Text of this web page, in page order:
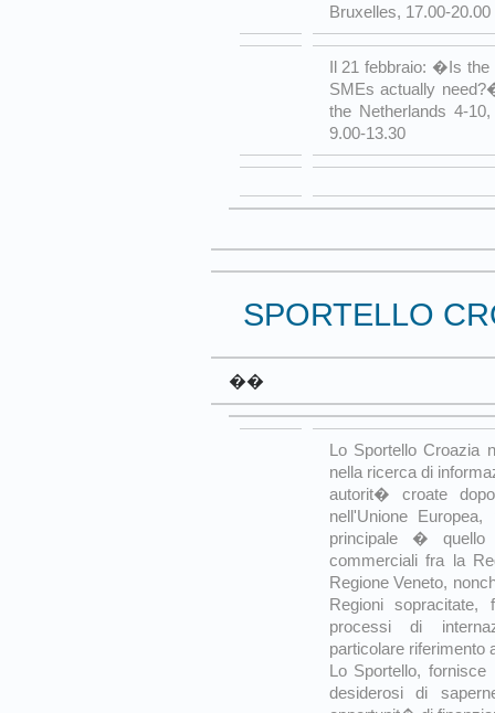
Bruxelles, 17.00-20.00
Il 21 febbraio: �Is
SMEs actually
the Netherlands 4-
9.00-13.30
SPORTELLO
��
Lo Sportello Croazia
nella ricerca di
autorit� croate
nell'Unione
principale �
commerciali fra la
Regione Veneto,
Regioni sopracitate,
processi di
particolare riferimento
Lo Sportello,
desiderosi di